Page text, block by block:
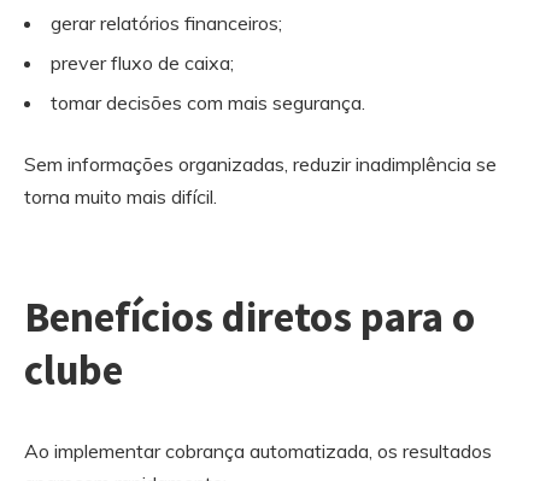
gerar relatórios financeiros;
prever fluxo de caixa;
tomar decisões com mais segurança.
Sem informações organizadas, reduzir inadimplência se
torna muito mais difícil.
Benefícios diretos para o
clube
Ao implementar cobrança automatizada, os resultados